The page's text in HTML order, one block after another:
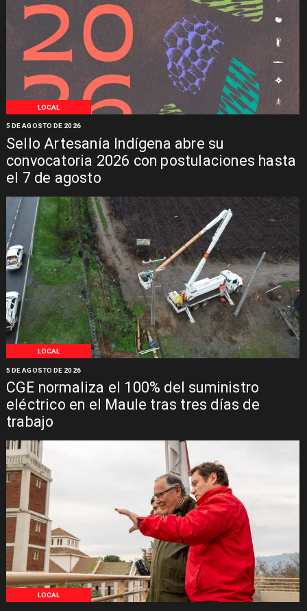
LOCAL
Sello Artesanía Indígena abre su
convocatoria 2026 con postulaciones hasta
el 7 de agosto
5 DE AGOSTO DE 2026
LOCAL
CGE normaliza el 100% del suministro
eléctrico en el Maule tras tres días de
trabajo
5 DE AGOSTO DE 2026
LOCAL